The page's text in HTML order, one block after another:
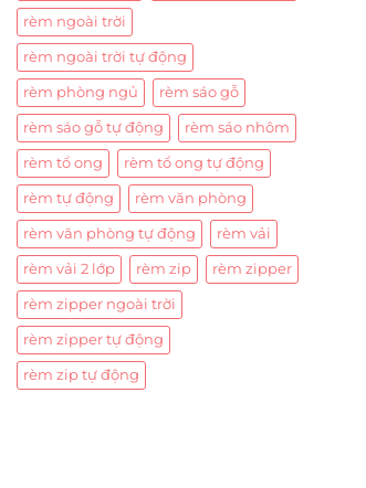
rèm ngoài trời
rèm ngoài trời tự động
rèm phòng ngủ rèm sáo gỗ
rèm sáo gỗ tự động rèm sáo nhôm
rèm tổ ong rèm tổ ong tự động
rèm tự động rèm văn phòng
rèm văn phòng tự động rèm vải
rèm vải 2 lớp rèm zip rèm zipper
rèm zipper ngoài trời
rèm zipper tự động
rèm zip tự động